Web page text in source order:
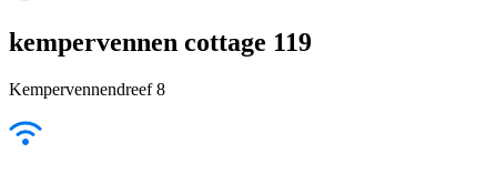
kempervennen cottage 119
Kempervennendreef 8